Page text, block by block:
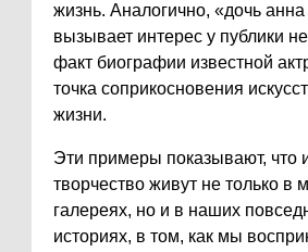
жизнь. Аналогично, «дочь анна
вызывает интерес у публики не
факт биографии известной
точка соприкосновения
жизни.
Эти примеры показывают, что
творчество живут не только в
галереях, но и в наших
историях, в том, как мы